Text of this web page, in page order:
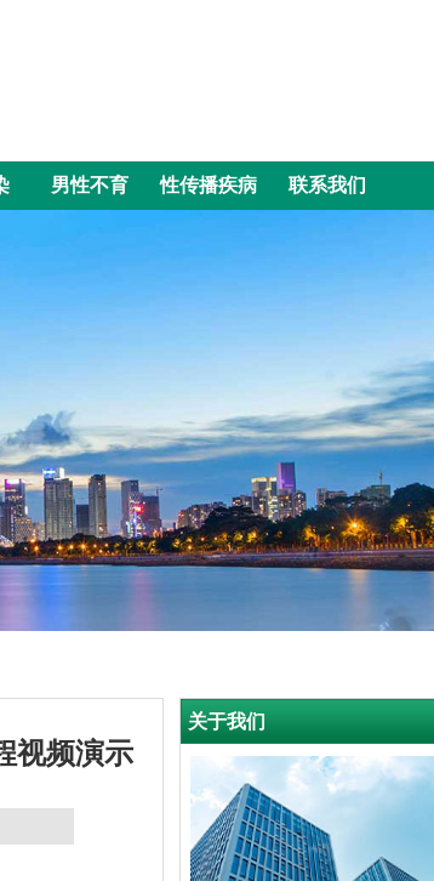
男性不育 性传播疾病 联系我们
视频演示
关于我们